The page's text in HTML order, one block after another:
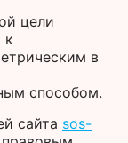
цели
к
в
способом.
сайта sos-